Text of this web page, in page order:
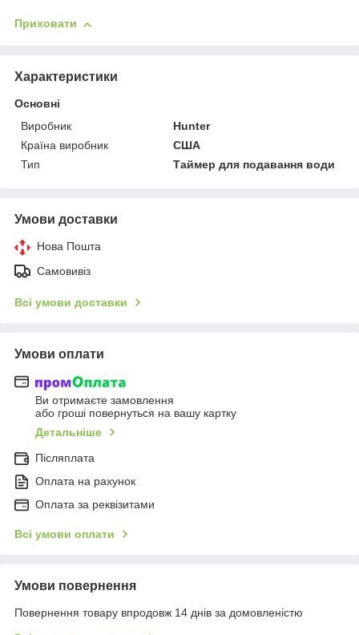
Приховати
Характеристики
Основні
Виробник
Hunter
Країна виробник
США
Тип
Таймер для подавання води
Умови доставки
Нова Пошта
Самовивіз
Всі умови доставки
Умови оплати
Ви отримаєте замовлення
або гроші повернуться на вашу картку
Детальніше
Післяплата
Оплата на рахунок
Оплата за реквізитами
Всі умови оплати
Умови повернення
Повернення товару впродовж 14 днів за домовленістю